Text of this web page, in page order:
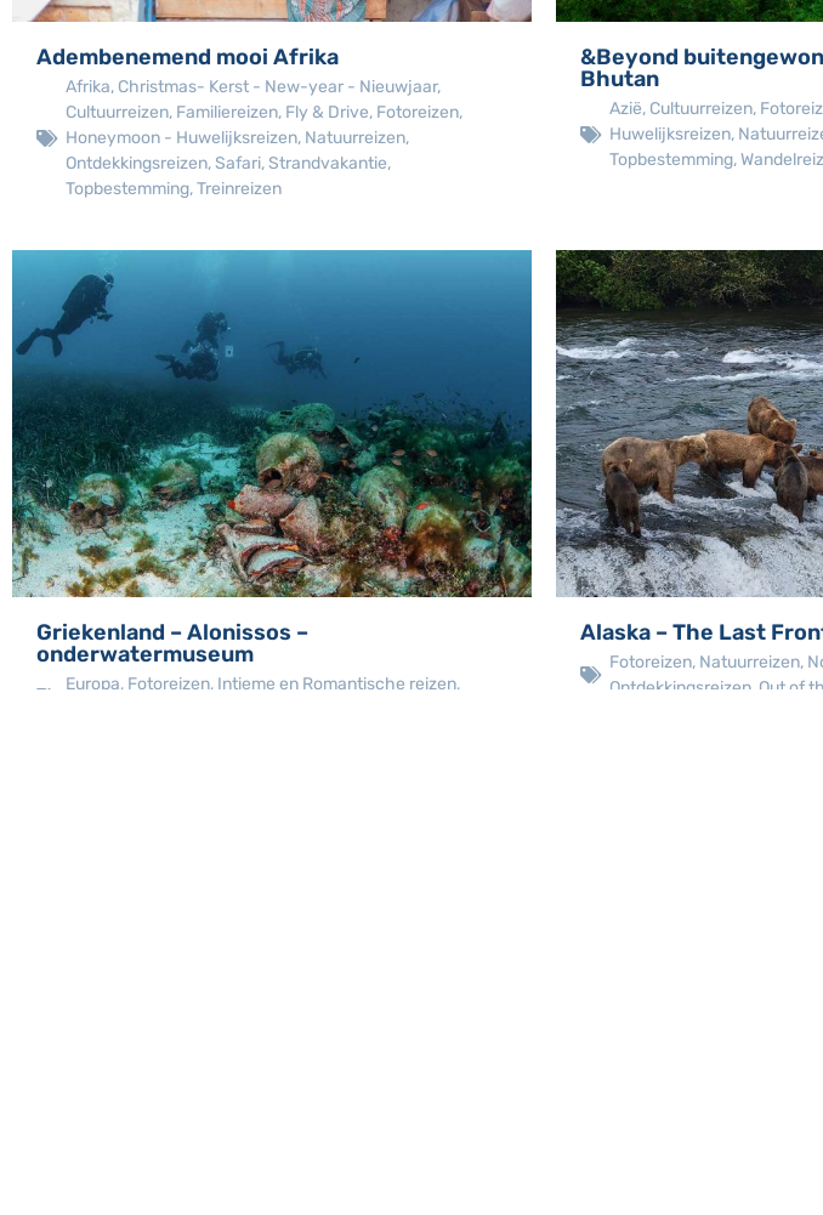
Adembenemend mooi Afrika
Afrika, Christmas- Kerst - New-year - Nieuwjaar,
Cultuurreizen, Familiereizen, Fly & Drive, Fotoreizen,
Honeymoon - Huwelijksreizen, Natuurreizen,
Ontdekkingsreizen,Safari,Strandvakantie,
Topbestemming,Treinreizen
&Beyond
Bhutan
Azië, Cultuurreizen,
Huwelijksreizen,
Topbestemming,
Griekenland – Alonissos –
onderwatermuseum
Europa, Fotoreizen, Intieme en Romantische reizen,
Alaska – The Last
Fotoreizen, Natuurreizen,
Ontdekkingsreizen Out of